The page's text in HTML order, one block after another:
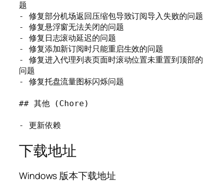
题
- 修复部分机场返回压缩包导致订阅导入失败的问题
- 修复悬浮窗无法关闭的问题
- 修复日志滚动延迟的问题
- 修复添加新订阅时只能重启生效的问题
- 修复进入代理列表页面时滚动位置未重置到顶部的
问题
- 修复托盘流量图标闪烁问题
## 其他 (Chore)
- 更新依赖
下载地址
Windows 版本下载地址